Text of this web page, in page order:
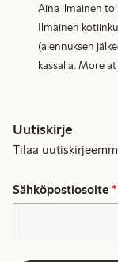
Aina ilmainen
Ilmainen
(alennuksen
kassalla. More
Uutiskirje
Tilaa
Sähköpostiosoite *